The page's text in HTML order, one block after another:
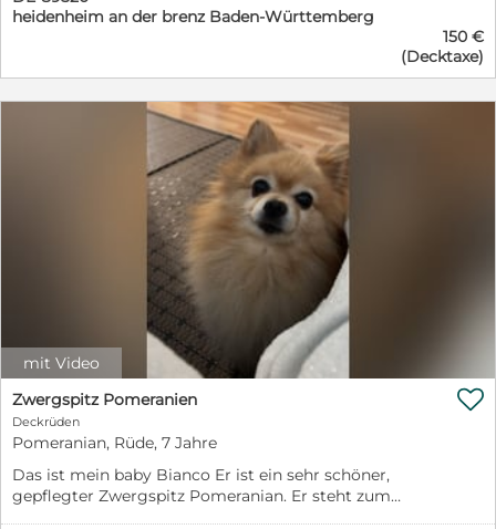
Fellfarbe: cremefarbenem Alter: 7 Jahre und
kerngesund Der Rüde ist gesund, aktiv, wesensfest und
flauschiges Fell und einen freundlichen, ausgeglichenen
das Weibchen leer bleiben, wird eine kostenlose
Nachdeckung angeboten
heidenheim an der brenz Baden-Württemberg
150 €
(Decktaxe)
mit Video
Zwergspitz Pomeranien
Deckrüden
Pomeranian, Rüde, 7 Jahre
Das ist mein baby Bianco Er ist ein sehr schöner,
gepflegter Zwergspitz Pomeranian. Er steht zum
